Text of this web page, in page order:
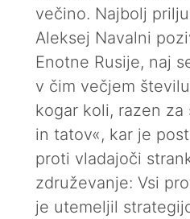
večino. Najbolj
Aleksej Navalni
Enotne Rusije, naj
v čim večjem
kogar koli, razen
in tatov«, kar je
proti vladajoči
združevanje: Vsi
je utemeljil